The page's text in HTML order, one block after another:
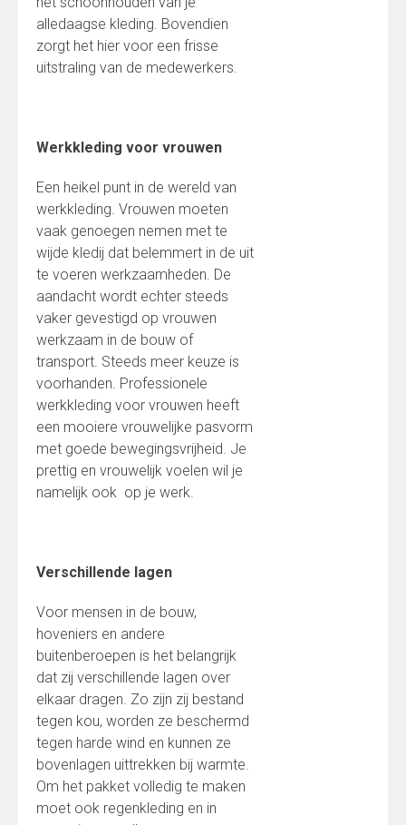
alledaagse kleding. Bovendien
zorgt het hier voor een frisse
uitstraling van de medewerkers.
Werkkleding voor vrouwen
Een heikel punt in de wereld van
werkkleding. Vrouwen moeten
vaak genoegen nemen met te
wijde kledij dat belemmert in de uit
te voeren werkzaamheden. De
aandacht wordt echter steeds
vaker gevestigd op vrouwen
werkzaam in de bouw of
transport. Steeds meer keuze is
voorhanden. Professionele
werkkleding voor vrouwen heeft
een mooiere vrouwelijke pasvorm
met goede bewegingsvrijheid. Je
prettig en vrouwelijk voelen wil je
namelijk ook op je werk.
Verschillende lagen
Voor mensen in de bouw,
hoveniers en andere
buitenberoepen is het belangrijk
dat zij verschillende lagen over
elkaar dragen. Zo zijn zij bestand
tegen kou, worden ze beschermd
tegen harde wind en kunnen ze
bovenlagen uittrekken bij warmte.
Om het pakket volledig te maken
moet ook regenkleding en in